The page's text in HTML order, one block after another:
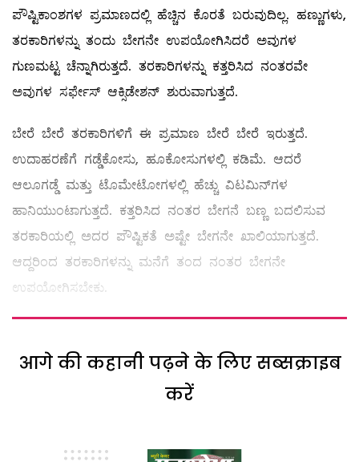
ಪೌಷ್ಟಿಕಾಂಶಗಳ ಪ್ರಮಾಣದಲ್ಲಿ ಹೆಚ್ಚಿನ ಕೊರತೆ ಬರುವುದಿಲ್ಲ. ಹಣ್ಣುಗಳು,
ತರಕಾರಿಗಳನ್ನು ತಂದು ಬೇಗನೇ ಉಪಯೋಗಿಸಿದರೆ ಅವುಗಳ
ಗುಣಮಟ್ಟ ಚೆನ್ನಾಗಿರುತ್ತದೆ. ತರಕಾರಿಗಳನ್ನು ಕತ್ತರಿಸಿದ ನಂತರವೇ
ಅವುಗಳ ಸರ್ಫೇಸ್‌ ಆಕ್ಸಿಡೇಶನ್‌ ಶುರುವಾಗುತ್ತದೆ.
ಬೇರೆ ಬೇರೆ ತರಕಾರಿಗಳಿಗೆ ಈ ಪ್ರಮಾಣ ಬೇರೆ ಬೇರೆ ಇರುತ್ತದೆ.
ಉದಾಹರಣೆಗೆ ಗಡ್ಡೆಕೋಸು, ಹೂಕೋಸುಗಳಲ್ಲಿ ಕಡಿಮೆ. ಆದರೆ
ಆಲೂಗಡ್ಡೆ ಮತ್ತು ಟೊಮೇಟೋಗಳಲ್ಲಿ ಹೆಚ್ಚು ವಿಟಮಿನ್‌ಗಳ
ಹಾನಿಯುಂಟಾಗುತ್ತದೆ. ಕತ್ತರಿಸಿದ ನಂತರ ಬೇಗನೆ ಬಣ್ಣ ಬದಲಿಸುವ
ತರಕಾರಿಯಲ್ಲಿ ಅದರ ಪೌಷ್ಟಿಕತೆ ಅಷ್ಟೇ ಬೇಗನೇ ಖಾಲಿಯಾಗುತ್ತದೆ.
ಆದ್ದರಿಂದ ತರಕಾರಿಗಳನ್ನು ಮನೆಗೆ ತಂದ ನಂತರ ಬೇಗನೇ
ಉಪಯೋಗಿಸಬೇಕು.
आगे की कहानी पढ़ने के लिए सब्सक्राइब
करें